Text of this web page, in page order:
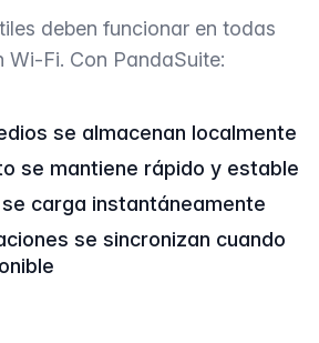
deben funcionar en todas
Wi-Fi. Con PandaSuite:
se almacenan localmente
se mantiene rápido y estable
carga instantáneamente
se sincronizan cuando